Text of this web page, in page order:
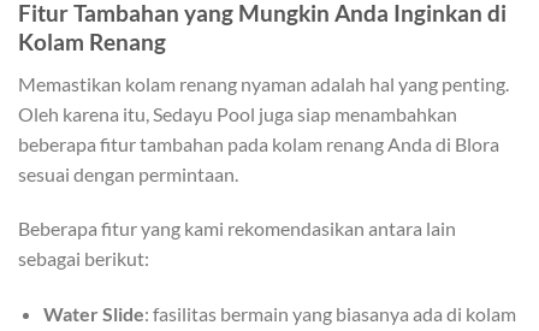
Fitur Tambahan yang Mungkin Anda Inginkan di
Kolam Renang
Memastikan kolam renang nyaman adalah hal yang penting.
Oleh karena itu, Sedayu Pool juga siap menambahkan
beberapa fitur tambahan pada kolam renang Anda di Blora
sesuai dengan permintaan.
Beberapa fitur yang kami rekomendasikan antara lain
sebagai berikut:
Water Slide: fasilitas bermain yang biasanya ada di kolam